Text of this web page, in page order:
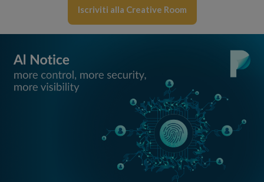
Iscriviti alla Creative Room